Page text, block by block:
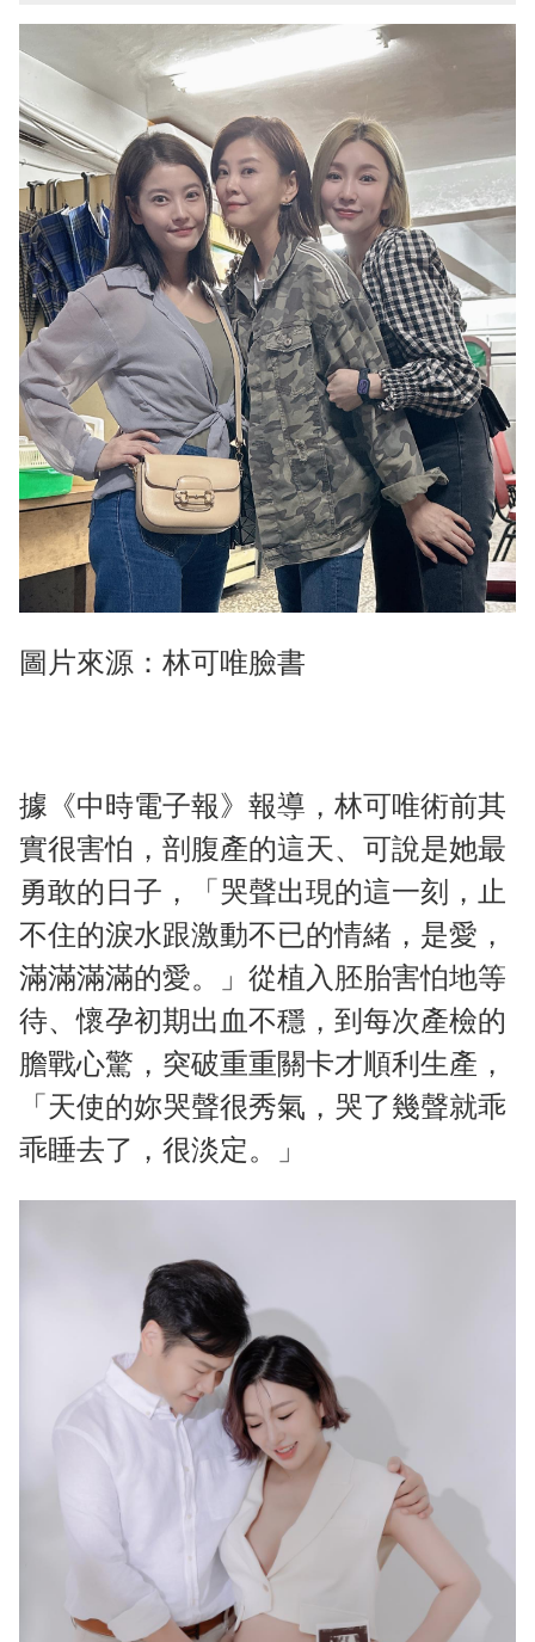
圖片來源：林可唯臉書
據《中時電子報》報導，林可唯術前其
實很害怕，剖腹產的這天、可說是她最
勇敢的日子，「哭聲出現的這一刻，止
不住的淚水跟激動不已的情緒，是愛，
滿滿滿滿的愛。」從植入胚胎害怕地等
待、懷孕初期出血不穩，到每次產檢的
膽戰心驚，突破重重關卡才順利生產，
「天使的妳哭聲很秀氣，哭了幾聲就乖
乖睡去了，很淡定。」